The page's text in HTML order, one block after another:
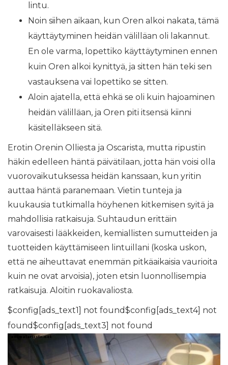
lintu.
Noin siihen aikaan, kun Oren alkoi nakata, tämä
käyttäytyminen heidän välilläan oli lakannut.
En ole varma, lopettiko käyttäytyminen ennen
kuin Oren alkoi kynittyä, ja sitten hän teki sen
vastauksena vai lopettiko se sitten.
Aloin ajatella, että ehkä se oli kuin hajoaminen
heidän välilläan, ja Oren piti itsensä kiinni
käsitelläkseen sitä.
Erotin Orenin Olliesta ja Oscarista, mutta ripustin
häkin edelleen häntä päivätilaan, jotta hän voisi olla
vuorovaikutuksessa heidän kanssaan, kun yritin
auttaa häntä paranemaan. Vietin tunteja ja
kuukausia tutkimalla höyhenen kitkemisen syitä ja
mahdollisia ratkaisuja. Suhtaudun erittäin
varovaisesti lääkkeiden, kemiallisten sumutteiden ja
tuotteiden käyttämiseen lintuillani (koska uskon,
että ne aiheuttavat enemmän pitkäaikaisia ​​vaurioita
kuin ne ovat arvoisia), joten etsin luonnollisempia
ratkaisuja. Aloitin ruokavaliosta.
$config[ads_text1] not found$config[ads_text4] not
found$config[ads_text3] not found